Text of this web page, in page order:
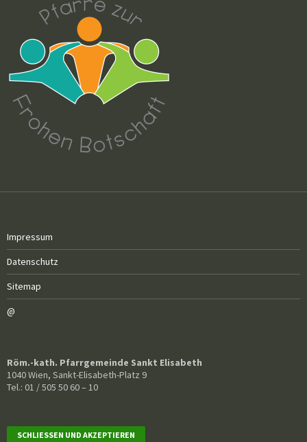
Impressum
Datenschutz
Sitemap
@
Röm.-kath. Pfarrgemeinde Sankt Elisabeth
1040 Wien, Sankt-Elisabeth-Platz 9
Tel.: 01 / 505 50 60 – 10